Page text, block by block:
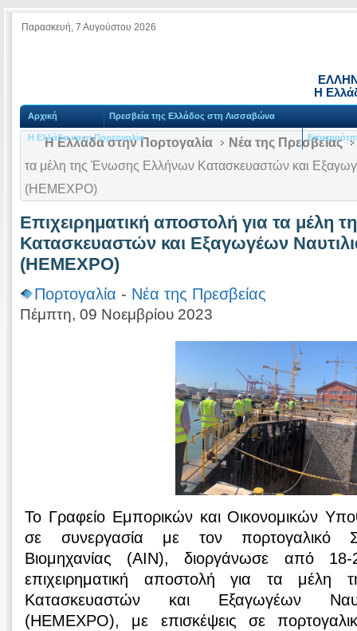
Παρασκευή, 7 Αυγούστου 2026
Η
Αρχική Πρεσβεία της Ελλάδος στη Λισσαβώνα
Η Ελλάδα και η Πορτογαλία
Η Ελλάδα στην Πορτογαλία Νέα της Πρεσβείας
τα μέλη της Ένωσης Ελλήνων Κατασκευαστών και
(HEMEXPO)
Eπιχειρηματική αποστολή για τα μέλη
Κατασκευαστών και Εξαγωγέων
(HEMEXPO)
Πορτογαλία - Νέα της Πρεσβείας
Πέμπτη, 09 Νοεμβρίου 2023
Το Γραφείο Εμπορικών και Οικονομικών
σε συνεργασία με τον πορτογαλικό
Βιομηχανίας (ΑΙΝ), διοργάνωσε από 18-
επιχειρηματική αποστολή για τα
Κατασκευαστών και Εξαγωγέων
(HEMEXPO), με επισκέψεις σε